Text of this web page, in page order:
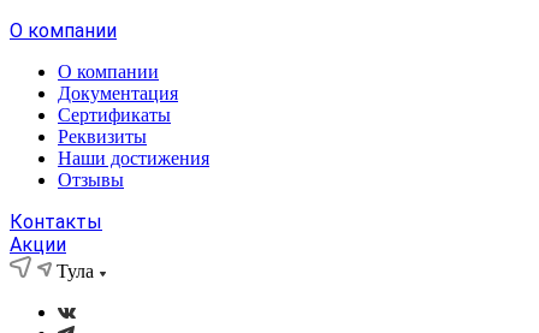
О компании
О компании
Документация
Сертификаты
Реквизиты
Наши достижения
Отзывы
Контакты
Акции
Тула